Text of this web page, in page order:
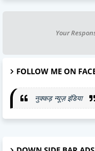
Your
FOLLOW ME ON
नुक्कड़ न्यूज़ इंडिया